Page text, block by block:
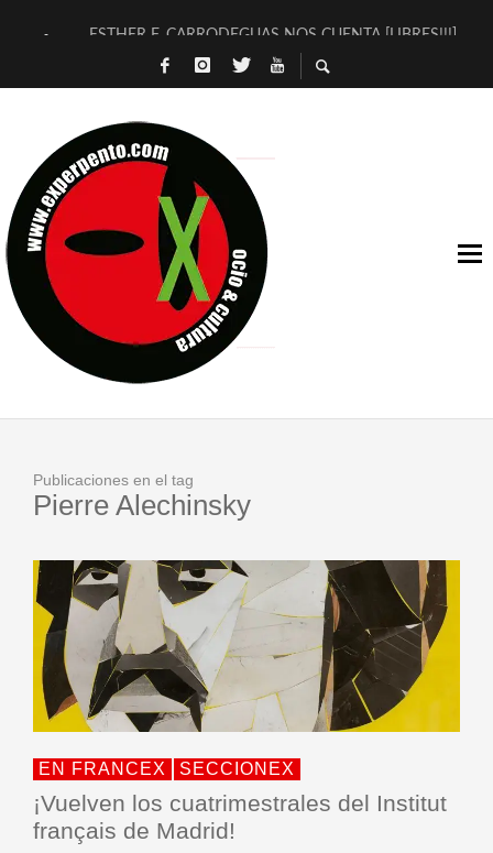
ESTHER F. CARRODEGUAS NOS CUENTA [LIBRES!!!]
[TERRA DE GUAPES] DE SANDRA MONFORT
TIMBRE 4, LA ESCUELA DEL DIRECTOR TEATRAL CLAUDIO
30 AÑOS (NO ES NADA) DE LA KATARSIS DEL TOMATAZO
MILITARES JUDÍAS EN #EXVITA
D’BALDOMEROS REINVENTAN [BITÁCORA 3.0] EN EXVITA
MARSHALL FLASH PRESENTA EN EXVITA [RELATIVA
JOFRE BARDAGÍ EN EXVITA INTERPRETANDO A SERRAT
Publicaciones en el tag
Pierre Alechinsky
EN FRANCEX SECCIONEX
¡Vuelven los cuatrimestrales del Institut
français de Madrid!